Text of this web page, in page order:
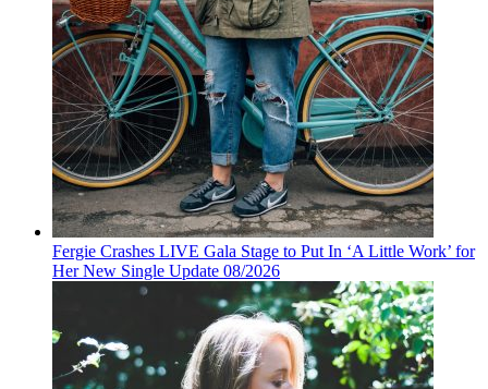
Fergie Crashes LIVE Gala Stage to Put In ‘A Little Work’ for
Her New Single Update 08/2026